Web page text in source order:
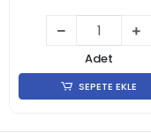
Adet
SEPETE EKLE